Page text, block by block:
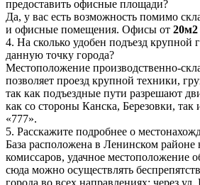
предоставить офисные площади?
Да, у вас есть возможность помимо
и офисные помещения. Офисы от 20м2
4. На сколько удобен подъезд крупной
данную точку города?
Местоположение производственно-
позволяет проезд крупной техники,
так как подъездные пути разрешают
как со стороны Канска, Березовки, так
«777».
5. Расскажите подробнее о
База расположена в Ленинском районе
комиссаров, удачное местоположение
сюда можно осуществлять
города во всех направлениях: через